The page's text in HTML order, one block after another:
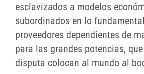
esclavizados a modelos
subordinados en lo
proveedores dependientes de
para las grandes potencias,
disputa colocan al mundo al